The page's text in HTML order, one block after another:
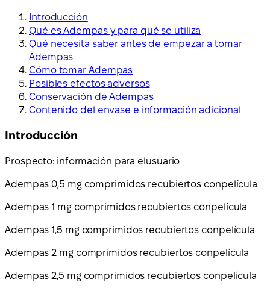
Introducción
Qué es Adempas y para qué se utiliza
Qué necesita saber antes de empezar a tomar
Adempas
Cómo tomar Adempas
Posibles efectos adversos
Conservación de Adempas
Contenido del envase e información adicional
Introducción
Prospecto: información para elusuario
Adempas 0,5 mg comprimidos recubiertos conpelícula
Adempas 1 mg comprimidos recubiertos conpelícula
Adempas 1,5 mg comprimidos recubiertos conpelícula
Adempas 2 mg comprimidos recubiertos conpelícula
Adempas 2,5 mg comprimidos recubiertos conpelícula